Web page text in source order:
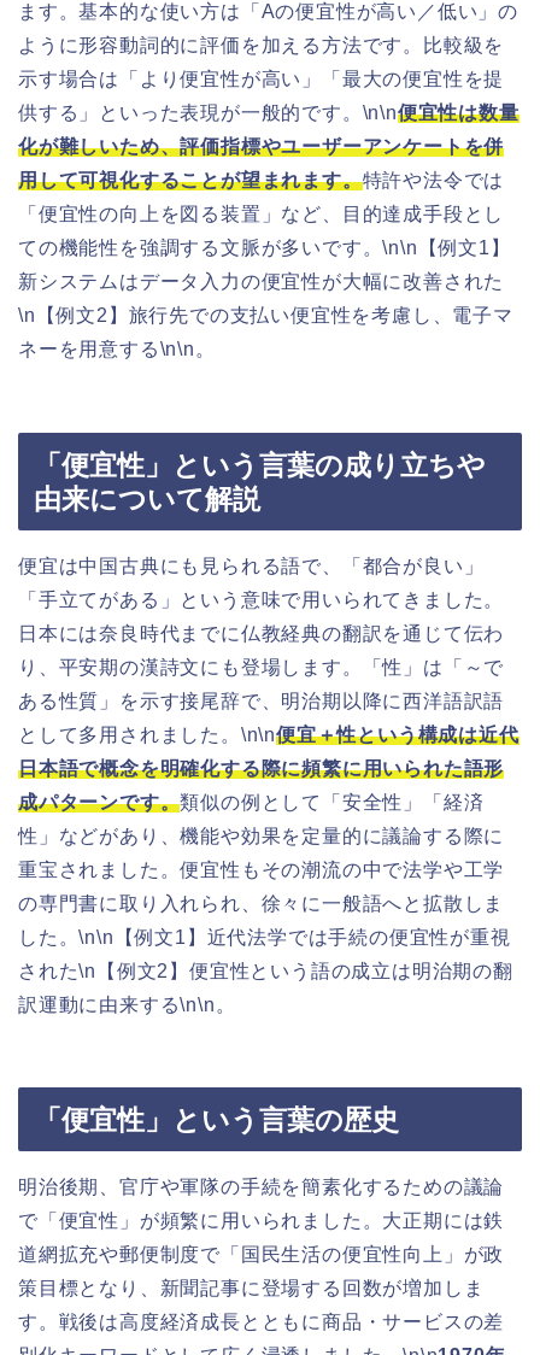
ます。基本的な使い方は「Aの便宜性が高い／低い」の
ように形容動詞的に評価を加える方法です。比較級を
示す場合は「より便宜性が高い」「最大の便宜性を提
供する」といった表現が一般的です。\n\n便宜性は数量
化が難しいため、評価指標やユーザーアンケートを併
用して可視化することが望まれます。特許や法令では
「便宜性の向上を図る装置」など、目的達成手段とし
ての機能性を強調する文脈が多いです。\n\n【例文1】
新システムはデータ入力の便宜性が大幅に改善された
\n【例文2】旅行先での支払い便宜性を考慮し、電子マ
ネーを用意する\n\n。
「便宜性」という言葉の成り立ちや
由来について解説
便宜は中国古典にも見られる語で、「都合が良い」
「手立てがある」という意味で用いられてきました。
日本には奈良時代までに仏教経典の翻訳を通じて伝わ
り、平安期の漢詩文にも登場します。「性」は「～で
ある性質」を示す接尾辞で、明治期以降に西洋語訳語
として多用されました。\n\n便宜＋性という構成は近代
日本語で概念を明確化する際に頻繁に用いられた語形
成パターンです。類似の例として「安全性」「経済
性」などがあり、機能や効果を定量的に議論する際に
重宝されました。便宜性もその潮流の中で法学や工学
の専門書に取り入れられ、徐々に一般語へと拡散しま
した。\n\n【例文1】近代法学では手続の便宜性が重視
された\n【例文2】便宜性という語の成立は明治期の翻
訳運動に由来する\n\n。
「便宜性」という言葉の歴史
明治後期、官庁や軍隊の手続を簡素化するための議論
で「便宜性」が頻繁に用いられました。大正期には鉄
道網拡充や郵便制度で「国民生活の便宜性向上」が政
策目標となり、新聞記事に登場する回数が増加しま
す。戦後は高度経済成長とともに商品・サービスの差